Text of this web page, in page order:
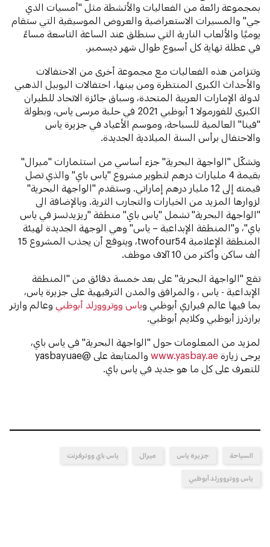
بمجموعة رائعة من الفعاليات والأنشطة مثل "أمسيات الدي
جي" والمسيرات الاستعراضية والعروض الموسيقية التي ستقام
يوميًا والألعاب النارية التي سنطلق عند الساعة التاسعة مساءً
في عطلة نهاية كل أسبوع طوال شهر ديسمبر.
وتتزامن هذه الفعاليات مع مجموعة أخرى من الاحتفالات
والأحداث الكبرى المنتظرة ومن بينها، احتفالات اليوبيل الذهبي
لدولة الإمارات العربية المتحدة، وسباق جائزة الاتحاد للطيران
الكبرى للفورمولا 1 أبوظبي 2021 في حلبة مرسى ياس، وبطولة
"فينا" العالمية للسباحة، وموسم الأعياد في جزيرة ياس
والاحتفال برأس السنة الميلادية الجديدة.
وتشكّل "الواجهة البحرية" جزء أساسي من استثمارات "ميرال"
بقيمة 4 مليارات درهم لتطوير مشروع "ياس باي" والذي تصل
قيمته إلى 12 مليار درهم إماراتي. وستقدم "الواجهة البحرية"
لزوارها المزيد من الخيارات والتجارب الثرية. وبالإضافة الى
"الواجهة البحرية" تشمل "ياس باي" منطقة "ريزيدنسز في ياس
باي"، و"المنطقة الإبداعية – ياس" وهي الوجهة الجديدة لهيئة
المنطقة الإعلامية twofour54، ويتوقع أن يجذب المشروع 15
ألف ساكن وأكثر من 10 آلاف موظف.
تقع "الواجهة البحرية" على بعد خمسة دقائق من "المنطقة
الإبداعية - ياس ، والمرافق والمدن الترفيهية على جزيرة ياس،
بما فيها عالم فيراري أبوظبي وياس ووتروورلد أبوظبي وعالم وارنر
برارذرز أبوظبي وكلايم أبوظبي.
لمزيد من المعلومات حول "الواجهة البحرية" في ياس باي،
يرجى زيارةwww.yasbay.ae
والمتابعة على @yasbayuae
للتعرف على كل ما هو جديد في ياس باي.
السياحة جزيرة ياس ميرال ياس باي ووترفرنت
ياس ووتروورلد أبوظبي